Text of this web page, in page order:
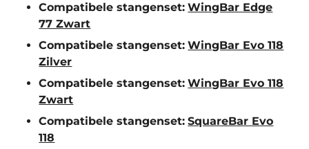
Compatibele stangenset: WingBar Edge
77 Zwart
Compatibele stangenset: WingBar Evo 118
Zilver
Compatibele stangenset: WingBar Evo 118
Zwart
Compatibele stangenset: SquareBar Evo
118